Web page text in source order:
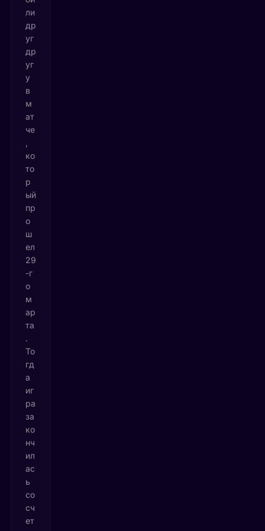
ли
др
уг
др
уг
у
в
м
ат
че
ко
то
р
ый
пр
о
ш
ел
29
-г
о
м
ар
та
.
То
гд
а
иг
ра
за
ко
нч
ил
ас
ь
со
сч
ет